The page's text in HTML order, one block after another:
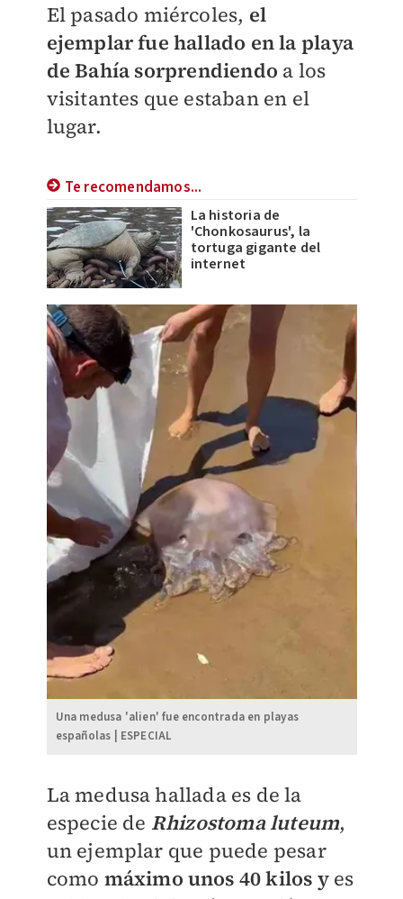
El pasado miércoles, el
ejemplar fue hallado en la playa
de Bahía sorprendiendo a los
visitantes que estaban en el
lugar.
Te recomendamos...
La historia de
'Chonkosaurus', la
tortuga gigante del
internet
Una medusa 'alien' fue encontrada en playas
españolas | ESPECIAL
La medusa hallada es de la
especie de Rhizostoma luteum,
un ejemplar que puede pesar
como máximo unos 40 kilos y es